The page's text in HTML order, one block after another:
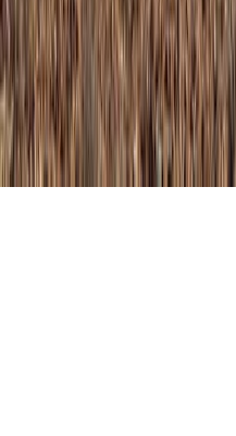
© 2026 Ayuntamiento de San
derechos reservados.
sistema claro